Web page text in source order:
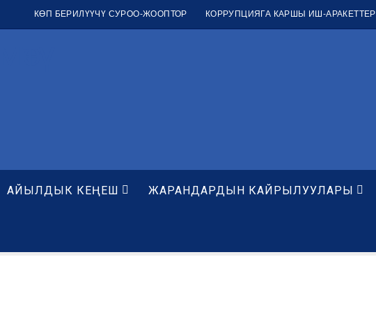
КӨП БЕРИЛҮҮЧҮ СУРОО-ЖООПТОР КОРРУПЦИЯГА КАРШЫ ИШ-АРАКЕТТЕР
АЙЫЛДЫК КЕҢЕШ ЖАРАНДАРДЫН КАЙРЫЛУУЛАРЫ